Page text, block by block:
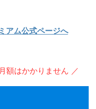
アム公式ページへ
額はかかりません ／